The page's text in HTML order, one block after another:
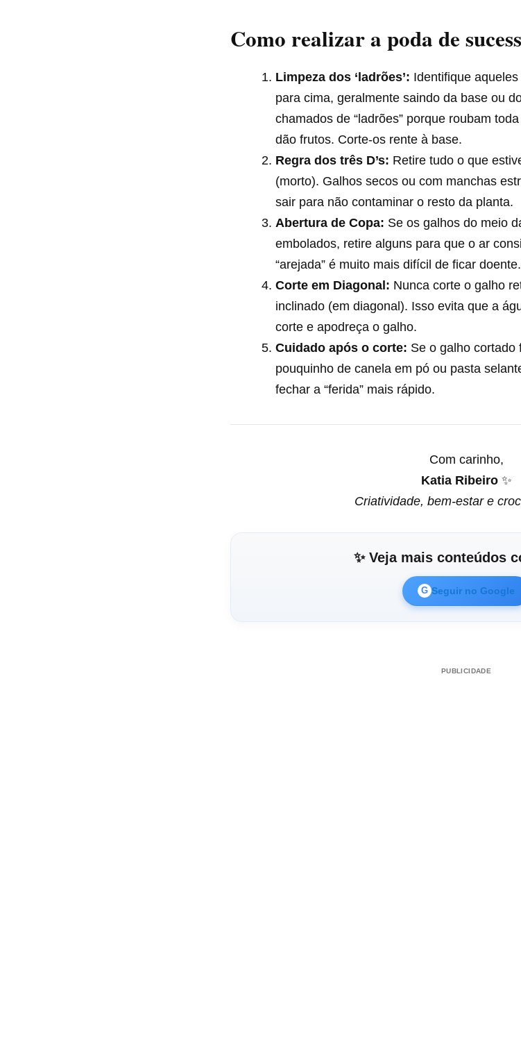
Como realizar a poda de
Limpeza dos ‘ladrões’: Identifique
para cima, geralmente saindo da base ou
chamados de “ladrões” porque roubam
dão frutos. Corte-os rente à base.
Regra dos três D’s: Retire tudo o que
(morto). Galhos secos ou com manchas
sair para não contaminar o resto da planta.
Abertura de Copa: Se os galhos do meio
embolados, retire alguns para que o ar
“arejada” é muito mais difícil de ficar doente.
Corte em Diagonal: Nunca corte o galho
inclinado (em diagonal). Isso evita que a
corte e apodreça o galho.
Cuidado após o corte: Se o galho cortado
pouquinho de canela em pó ou pasta
fechar a “ferida” mais rápido.
Com carinho,
Katia Ribeiro✨
Criatividade, bem-estar e
✨ Veja mais conteúdos
G Seguir no Google
PUBLICIDADE